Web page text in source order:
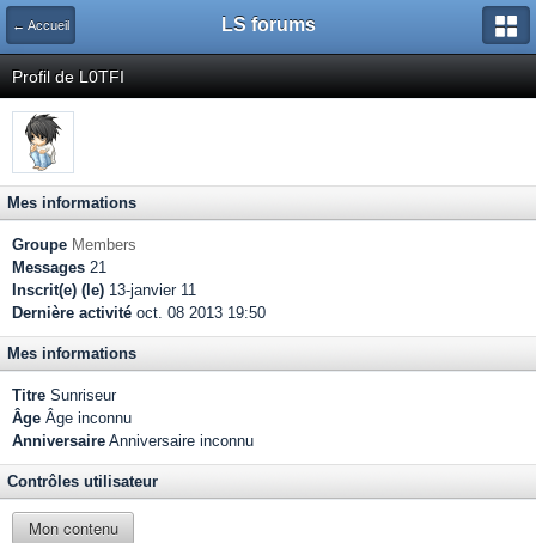
← Accueil LS forums
Profil de L0TFI
Mes informations
Groupe Members
Messages 21
Inscrit(e) (le) 13-janvier 11
Dernière activité oct. 08 2013 19:50
Mes informations
Titre Sunriseur
Âge Âge inconnu
Anniversaire Anniversaire inconnu
Contrôles utilisateur
Mon contenu